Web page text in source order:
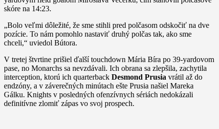
skóre na 14:23.
„Bolo veľmi dôležité, že sme stihli pred polčasom odskočiť na dve
pozície. To nám pomohlo nastaviť druhý polčas tak, ako sme
chceli,“ uviedol Bútora.
V tretej štvrtine prišiel ďalší touchdown Mária Bíra po 39-yardovom
pase, no Monarchs sa nevzdávali. Ich obrana sa zlepšila, zachytila
interception, ktorú ich quarterback Desmond Prusia vrátil až do
endzóny, a v záverečných minútach ešte Prusia našiel Mareka
Gálku. Knights v posledných ofenzívnych sériách nedokázali
definitívne zlomiť zápas vo svoj prospech.